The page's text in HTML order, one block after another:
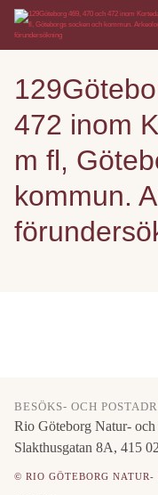
472 inom
m fl,
kommun.
BESÖKS- OCH
Rio Göteborg Natur-
Slakthusgatan 8A, 415
© RIO GÖTEBORG